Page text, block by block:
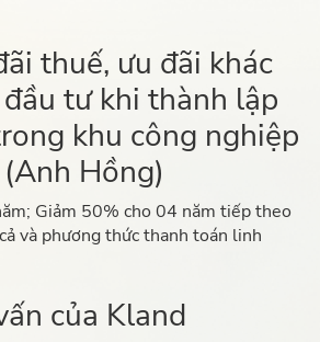
thuế, ưu đãi khác
tư khi thành lập
khu công nghiệp
Hồng)
Giảm 50% cho 04 năm tiếp theo
và phương thức thanh toán linh
của Kland